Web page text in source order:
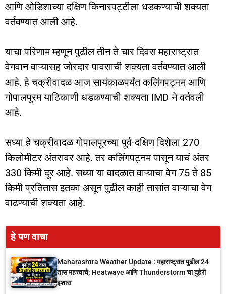
आणि ओडिशाच्या दक्षिण किनारपट्टीला धडकण्याची शक्यता
वर्तवण्यात आली आहे.
याचा परिणाम म्हणून पुढील तीन ते चार दिवस महाराष्ट्रात
वेगवान वाऱ्यासह जोरदार पावसाची शक्यता वर्तवण्यात आली
आहे. हे चक्रीवादळ आज सायंकाळपर्यंत कलिंगपट्नम आणि
गोपालपूरम याठिकाणी धडकण्याची शक्यता IMD ने वर्तवली
आहे.
सध्या हे चक्रीवादळ गोपालपूरच्या पूर्व-दक्षिण दिशेला 270
किलोमीटर अंतरावर आहे. तर कलिंगपट्नम पासून याचं अंतर
330 किमी दूर आहे. सध्या या वादळात वाऱ्याचा वेग 75 ते 85
किमी प्रतितास इतका असून पुढील काही तासांत वाऱ्याचा वेग
वाढण्याची शक्यता आहे.
हे पण वाचा
Maharashtra Weather Update : महाराष्ट्रात पुढील 24
तास महत्त्वाचे; Heatwave आणि Thunderstorm चा दुहेरी
इशारा